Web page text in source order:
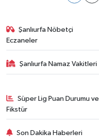
Şanlıurfa Nöbetçi
Eczaneler
Şanlıurfa Namaz Vakitleri
Süper Lig Puan Durumu ve
Fikstür
Son Dakika Haberleri